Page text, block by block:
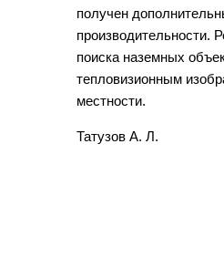
получен
производительности.
поиска наземных
тепловизионным
местности.
Татузов А. Л.